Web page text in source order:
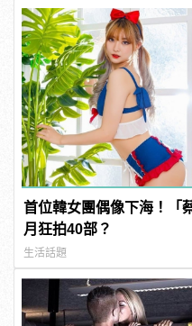
首位韓女團偶像下海！「
月狂拍40部？
生活話題